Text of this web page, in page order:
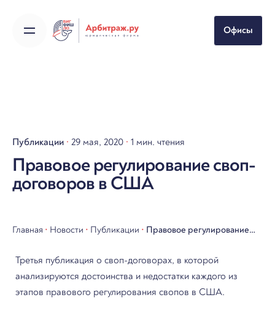
Офисы
Публикации 29 мая, 2020 1 мин. чтения
Правовое регулирование своп-
договоров в США
Главная • Новости • Публикации • Правовое регулирование
Третья публикация о своп-договорах, в которой
анализируются достоинства и недостатки каждого из
этапов правового регулирования свопов в США.